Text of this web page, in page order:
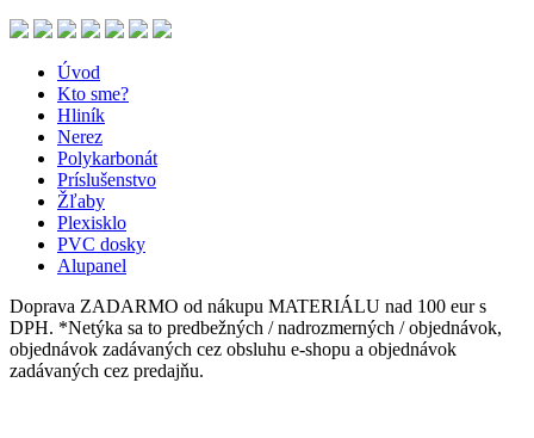
Úvod
Kto sme?
Hliník
Nerez
Polykarbonát
Príslušenstvo
Žľaby
Plexisklo
PVC dosky
Alupanel
Doprava ZADARMO od nákupu MATERIÁLU nad 100 eur s
DPH. *Netýka sa to predbežných / nadrozmerných / objednávok,
objednávok zadávaných cez obsluhu e-shopu a objednávok
zadávaných cez predajňu.